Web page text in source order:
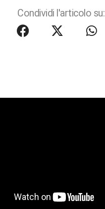
Condividi l'articolo su: